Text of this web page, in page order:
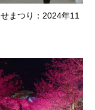
まつり：2024年11